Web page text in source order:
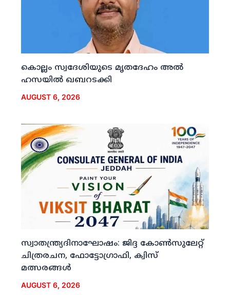
കൊല്ലം സ്വദേശിയുടെ മൃതദേഹം അല്‍
ഹസയില്‍ ഖബറടക്കി
AUGUST 6, 2026
സ്വാതന്ത്ര്യദിനാഘോഷം: ജിദ്ദ കോണ്‍സുലേറ്റ്
ചിത്രരചന, ഫോട്ടോഗ്രാഫി, ക്വിസ്
മത്സരങ്ങള്‍
AUGUST 6, 2026